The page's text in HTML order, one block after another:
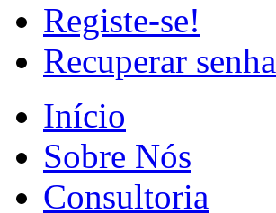
Registe-se!
Recuperar senha
Início
Sobre Nós
Consultoria